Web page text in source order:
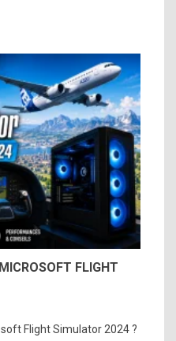
FLIGHT
Flight Simulator 2024 ?